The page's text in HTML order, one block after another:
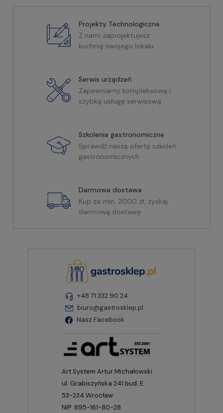
Projekty Technologiczne
Z nami zaprojektujesz
kuchnię swojego lokalu
Serwis urządzeń
Zapewniamy kompleksową i
szybką usługę serwisową
Szkolenia gastronomiczne
Sprawdź naszą ofertę szkoleń
gastronomicznych
Darmowa dostawa
Kup za min. 2000 zł, zyskaj
darmową dostawę
+48 71 332 90 24
biuro@gastrosklep.pl
Nasz Facebook
Art System Artur Michałowski
ul. Grabiszyńska 241 bud. E
53-234 Wrocław
NIP: 895-161-80-28